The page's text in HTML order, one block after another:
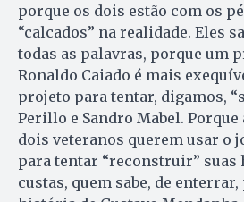
porque os dois estão com os
“calcados” na realidade. Eles
todas as palavras, porque um
Ronaldo Caiado é mais
projeto para tentar, digamos,
Perillo e Sandro Mabel. Porque
dois veteranos querem usar o
para tentar “reconstruir” suas
custas, quem sabe, de